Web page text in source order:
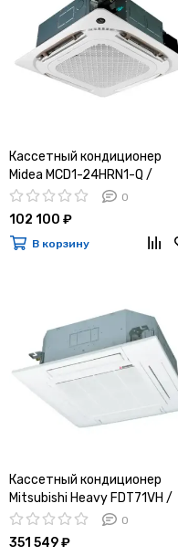
Кассетный кондиционер
Midea MCD1-24HRN1-Q /
MOX430U-24HN1-Q0
102 100 ₽
В корзину
Кассетный кондиционер
Mitsubishi Heavy FDT71VH /
FDC71VNP-W
0
351 549 ₽